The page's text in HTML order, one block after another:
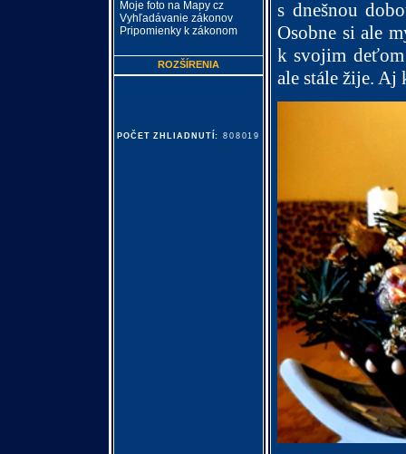
s dnešnou
Osobne si ale
k svojim deťom
ale stále žije. Aj
Moje foto na Mapy cz
Vyhľadávanie zákonov
Pripomienky k zákonom
ROZŠÍRENIA
POČET ZHLIADNUTÍ: 808019